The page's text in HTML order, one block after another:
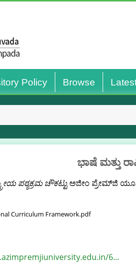
Policy Browse
ಭಾಷೆ ಮತ್ತು
ಪಠ್ಯಕ್ರಮ ಚೌಕಟ್ಟುಅಜೀಂ ಪ್ರೇಮ್‌ಜಿ
Curriculum Framework.pdf
6...